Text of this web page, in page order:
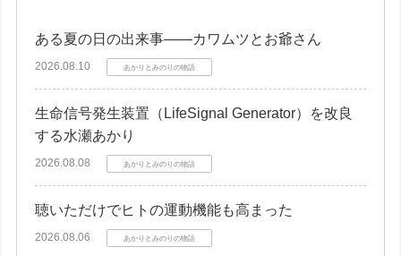
ある夏の日の出来事――カワムツとお爺さん
2026.08.10 あかりとみのりの物語
生命信号発生装置（LifeSignal Generator）を改良
する水瀬あかり
2026.08.08 あかりとみのりの物語
聴いただけでヒトの運動機能も高まった
2026.08.06 あかりとみのりの物語